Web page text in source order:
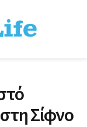
Σίφνο